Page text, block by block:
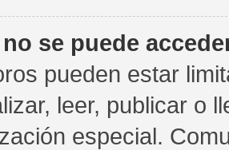
se puede
pueden estar
leer, publicar o
especial.